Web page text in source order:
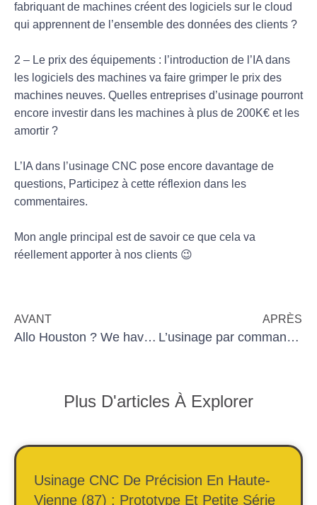
fabriquant de machines créent des logiciels sur le cloud
qui apprennent de l’ensemble des données des clients ?
2 – Le prix des équipements : l’introduction de l’IA dans
les logiciels des machines va faire grimper le prix des
machines neuves. Quelles entreprises d’usinage pourront
encore investir dans les machines à plus de 200K€ et les
amortir ?
L’IA dans l’usinage CNC pose encore davantage de
questions, Participez à cette réflexion dans les
commentaires.
Mon angle principal est de savoir ce que cela va
réellement apporter à nos clients 😉
AVANT
Allo Houston ? We have a problem … L’Innovation Sous Contrainte : Leçon d’Apollo 13 pour le Monde de l’Entreprise👇
APRÈS
L’usinage par commande numérique, c’est un univers à part entière. Je vous explique. 👇
Plus D'articles À Explorer
Usinage CNC De Précision En Haute-
Vienne (87) : Prototype Et Petite Série